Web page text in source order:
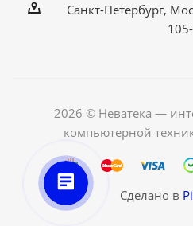
Санкт-Петербург,
2026 © Неватека —
компьютерной
Сделано в